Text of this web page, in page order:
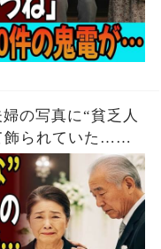
の写真に“貧乏人
飾られていた…夫
ち去った5時間
た